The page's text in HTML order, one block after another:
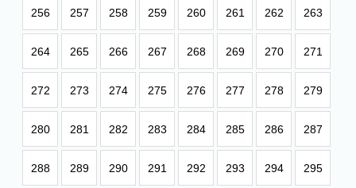
256 257 258 259 260 261 262 263
264 265 266 267 268 269 270 271
272 273 274 275 276 277 278 279
280 281 282 283 284 285 286 287
288 289 290 291 292 293 294 295